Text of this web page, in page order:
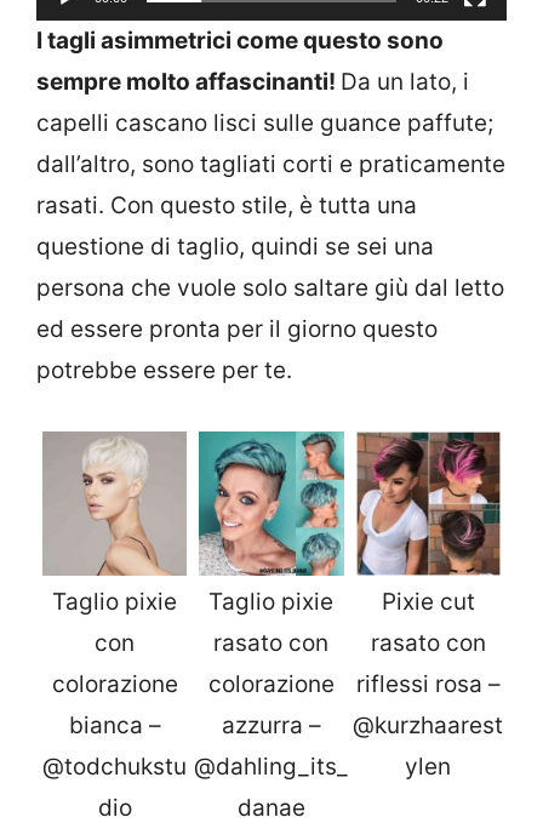
I tagli asimmetrici come questo sono
sempre molto affascinanti! Da un lato, i
capelli cascano lisci sulle guance paffute;
dall’altro, sono tagliati corti e praticamente
rasati. Con questo stile, è tutta una
questione di taglio, quindi se sei una
persona che vuole solo saltare giù dal letto
ed essere pronta per il giorno questo
potrebbe essere per te.
Taglio pixie
con
colorazione
bianca –
@todchukstu
dio
Taglio pixie
rasato con
colorazione
azzurra –
@dahling_its_
danae
Pixie cut
rasato con
riflessi rosa –
@kurzhaarest
ylen